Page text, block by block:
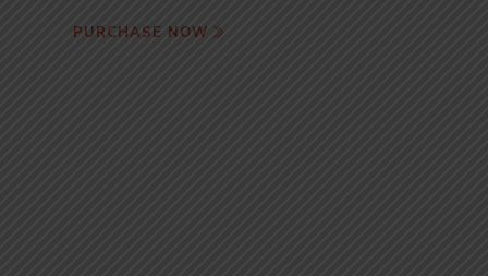
PURCHASE NOW